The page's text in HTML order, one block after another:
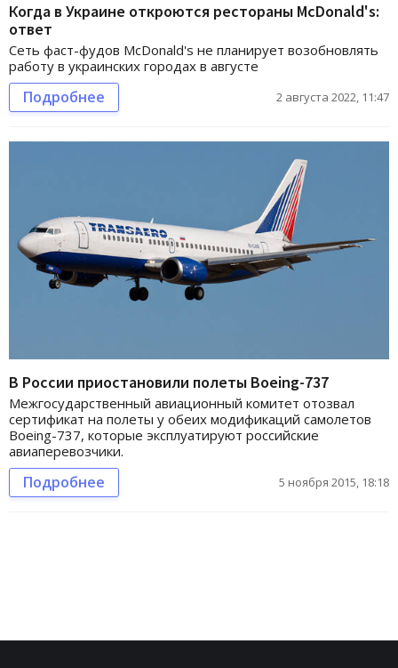
Когда в Украине откроются рестораны McDonald's:
ответ
Сеть фаст-фудов McDonald's не планирует возобновлять
работу в украинских городах в августе
Подробнее 2 августа 2022, 11:47
В России приостановили полеты Boeing-737
Межгосударственный авиационный комитет отозвал
сертификат на полеты у обеих модификаций самолетов
Boeing-737, которые эксплуатируют российские
авиаперевозчики.
Подробнее 5 ноября 2015, 18:18